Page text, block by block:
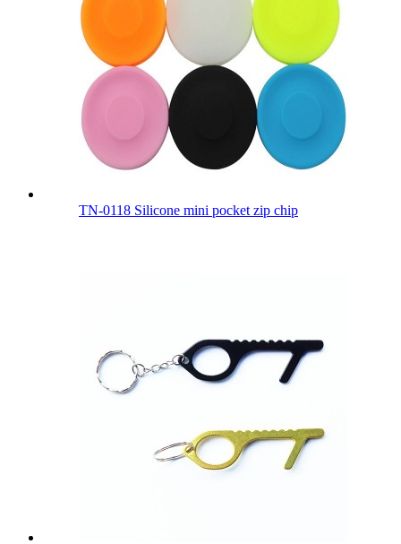
TN-0118 Silicone mini pocket zip chip